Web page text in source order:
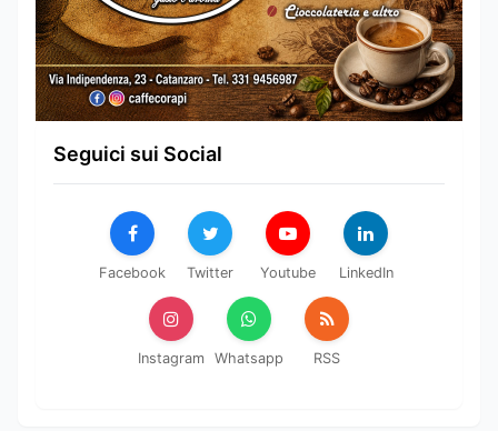
Seguici sui Social
Facebook Twitter Youtube LinkedIn
Instagram Whatsapp RSS